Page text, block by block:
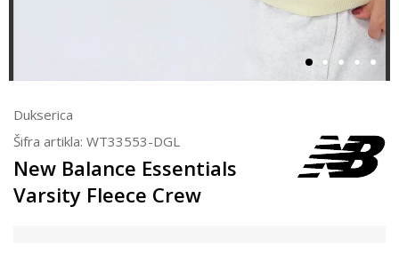
Dukserica
Šifra artikla: WT33553-DGL
New Balance Essentials
Varsity Fleece Crew